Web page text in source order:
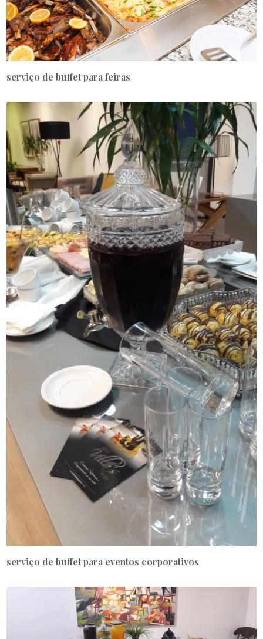
serviço de buffet para feiras
serviço de buffet para eventos corporativos